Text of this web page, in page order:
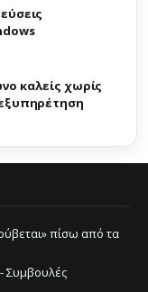
καλείς χωρίς
πίσω από τα
Συμβουλές